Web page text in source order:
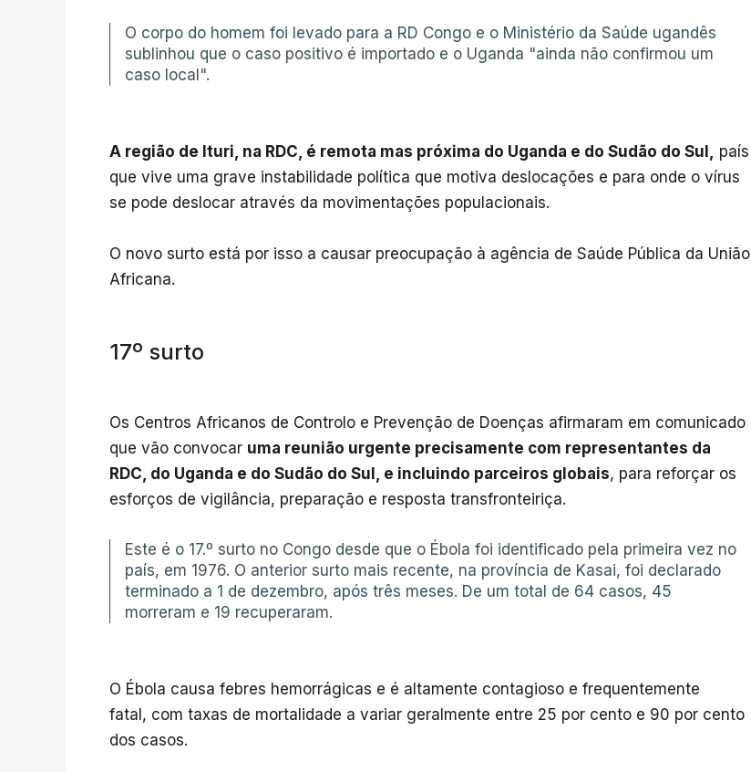
O corpo do homem foi levado para a RD Congo e o Ministério da Saúde ugandês
sublinhou que o caso positivo é importado e o Uganda "ainda não confirmou um
caso local".
A região de Ituri, na RDC, é remota mas próxima do Uganda e do Sudão do Sul, país
que vive uma grave instabilidade política que motiva deslocações e para onde o vírus
se pode deslocar através da movimentações populacionais.
O novo surto está por isso a causar preocupação à agência de Saúde Pública da União
Africana.
17º surto
Os Centros Africanos de Controlo e Prevenção de Doenças afirmaram em comunicado
que vão convocar uma reunião urgente precisamente com representantes da
RDC, do Uganda e do Sudão do Sul, e incluindo parceiros globais, para reforçar os
esforços de vigilância, preparação e resposta transfronteiriça.
Este é o 17.º surto no Congo desde que o Ébola foi identificado pela primeira vez no
país, em 1976. O anterior surto mais recente, na província de Kasai, foi declarado
terminado a 1 de dezembro, após três meses. De um total de 64 casos, 45
morreram e 19 recuperaram.
O Ébola causa febres hemorrágicas e é altamente contagioso e frequentemente
fatal, com taxas de mortalidade a variar geralmente entre 25 por cento e 90 por cento
dos casos.